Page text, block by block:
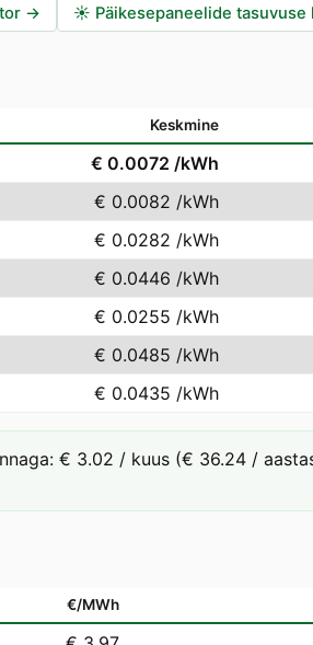
→ ☀️ Päikesepaneelide tasuvuse
Keskmine
€ 0.0072 /kWh
€ 0.0082 /kWh
€ 0.0282 /kWh
€ 0.0446 /kWh
€ 0.0255 /kWh
€ 0.0485 /kWh
€ 0.0435 /kWh
€ 3.02 / kuus (€ 36.24 /
€/MWh